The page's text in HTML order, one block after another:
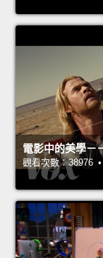
電影中的美學－
觀看次數：38976